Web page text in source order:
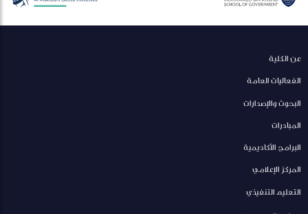
عن الكلية
الفعاليات العامة
البحوث والإصدارات
المبادرات
البرامج الأكاديمية
المركز الإعلامي
التعليم التنفيذي